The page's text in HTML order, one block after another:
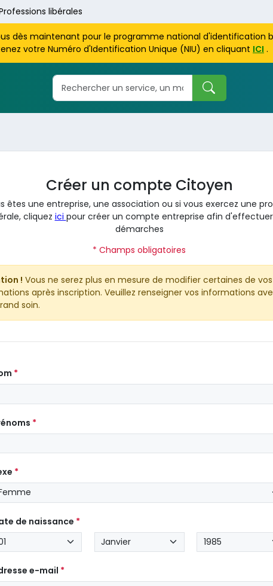
libérales
dès maintenant pour le programme national d'identification
votre Numéro d'Identification Unique (NIU) en cliquant ICI .
Créer un compte Citoyen
êtes une entreprise, une association ou si vous exercez une
cliquez ici pour créer un compte entreprise afin
démarches
* Champs obligatoires
! Vous ne serez plus en mesure de modifier certaines de vos
après inscription. Veuillez renseigner vos informations
soin.
de naissance
e-mail